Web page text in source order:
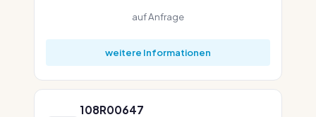
auf Anfrage
weitere Informationen
108R00647